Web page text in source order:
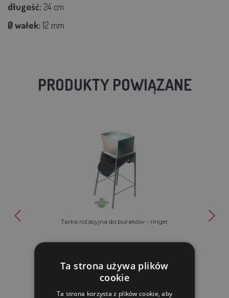
długość: 24 cm
Ø wałek: 12 mm
PRODUKTY POWIĄZANE
Tarka rotacyjna do buraków - ringer
174.60 zl
W MAGAZYNIE
Ta strona używa plików
cookie
Ta strona korzysta z plików cookie, aby